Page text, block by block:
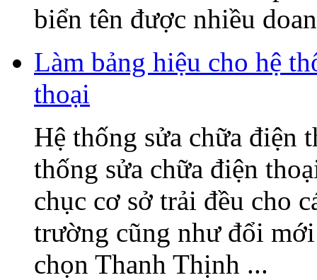
biển tên được nhiều
Làm bảng hiệu cho hệ
thoại
Hệ thống sửa chữa điện
thống sửa chữa điện
chục cơ sở trải đều cho
trường cũng như đổi
chọn Thanh Thịnh ...